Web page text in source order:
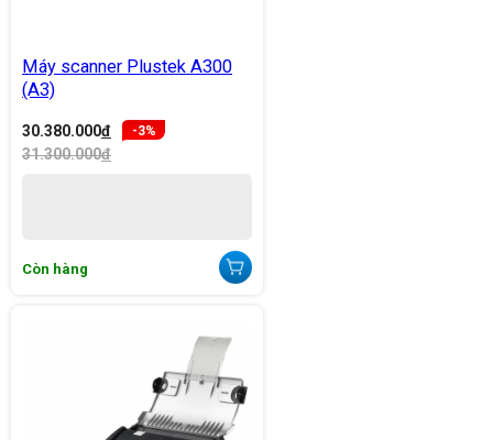
Máy scanner Plustek A300
(A3)
30.380.000đ -3%
31.300.000đ
Còn hàng